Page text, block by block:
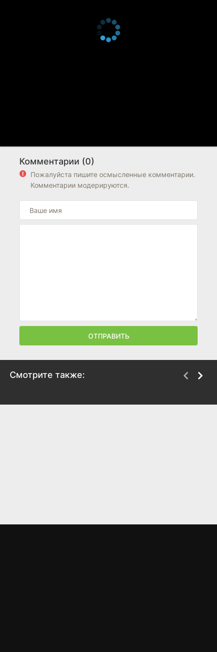
Комментарии (0)
Пожалуйста пишите осмысленные комментарии.
Комментарии модерируются.
ОТПРАВИТЬ
Смотрите также: